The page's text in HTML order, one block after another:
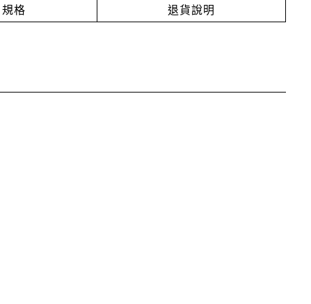
規格 退貨說明